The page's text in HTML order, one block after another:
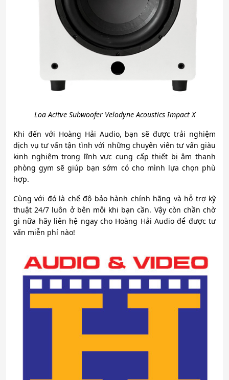
Loa Acitve Subwoofer Velodyne Acoustics Impact X
Khi đến với Hoàng Hải Audio, bạn sẽ được trải nghiệm
dịch vụ tư vấn tận tình với những chuyên viên tư vấn giàu
kinh nghiệm trong lĩnh vực cung cấp thiết bị âm thanh
phòng gym sẽ giúp bạn sớm có cho mình lựa chọn phù
hợp.
Cùng với đó là chế độ bảo hành chính hãng và hỗ trợ kỹ
thuật 24/7 luôn ở bên mỗi khi bạn cần. Vậy còn chần chờ
gì nữa hãy liên hệ ngay cho Hoàng Hải Audio để được tư
vấn miễn phí nào!